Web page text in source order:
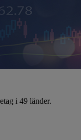
i 49 länder.